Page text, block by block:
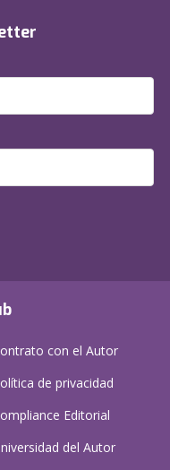
con el Autor
de privacidad
Editorial
del Autor